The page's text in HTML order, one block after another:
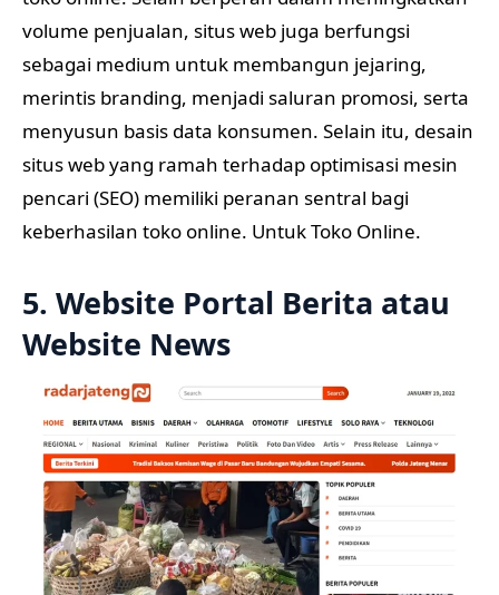
volume penjualan, situs web juga berfungsi
sebagai medium untuk membangun jejaring,
merintis branding, menjadi saluran promosi, serta
menyusun basis data konsumen. Selain itu, desain
situs web yang ramah terhadap optimisasi mesin
pencari (SEO) memiliki peranan sentral bagi
keberhasilan toko online. Untuk Toko Online.
5. Website Portal Berita atau
Website News